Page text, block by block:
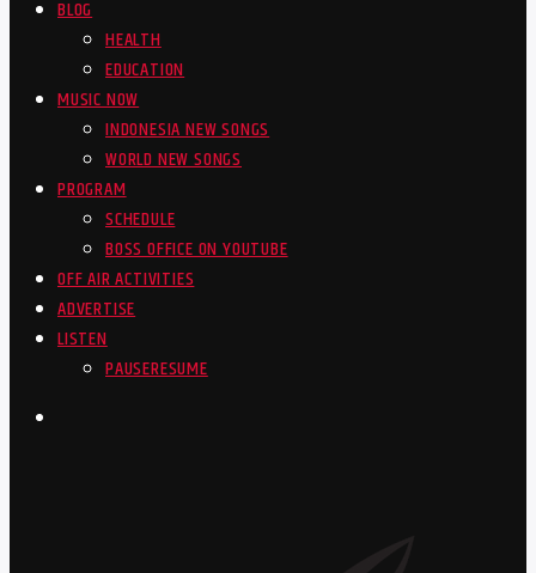
BLOG
HEALTH
EDUCATION
MUSIC NOW
INDONESIA NEW SONGS
WORLD NEW SONGS
PROGRAM
SCHEDULE
BOSS OFFICE ON YOUTUBE
OFF AIR ACTIVITIES
ADVERTISE
LISTEN
PAUSERESUME